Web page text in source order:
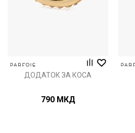
ДОДАТОК ЗА КОСА
790 МКД